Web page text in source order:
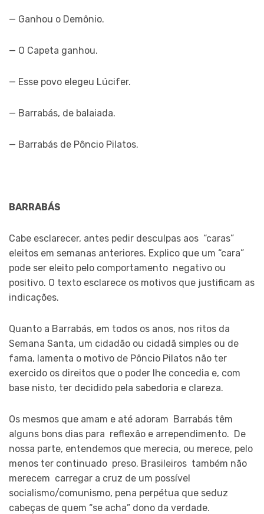
— Ganhou o Demônio.
— O Capeta ganhou.
— Esse povo elegeu Lúcifer.
— Barrabás, de balaiada.
— Barrabás de Pôncio Pilatos.
BARRABÁS
Cabe esclarecer, antes pedir desculpas aos “caras”
eleitos em semanas anteriores. Explico que um “cara”
pode ser eleito pelo comportamento negativo ou
positivo. O texto esclarece os motivos que justificam as
indicações.
Quanto a Barrabás, em todos os anos, nos ritos da
Semana Santa, um cidadão ou cidadã simples ou de
fama, lamenta o motivo de Pôncio Pilatos não ter
exercido os direitos que o poder lhe concedia e, com
base nisto, ter decidido pela sabedoria e clareza.
Os mesmos que amam e até adoram Barrabás têm
alguns bons dias para reflexão e arrependimento. De
nossa parte, entendemos que merecia, ou merece, pelo
menos ter continuado preso. Brasileiros também não
merecem carregar a cruz de um possível
socialismo/comunismo, pena perpétua que seduz
cabeças de quem “se acha” dono da verdade.